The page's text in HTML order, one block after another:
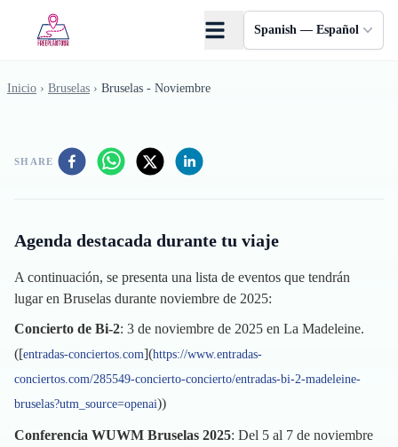
Spanish — Español
Inicio › Bruselas › Bruselas - Noviembre
SHARE
Agenda destacada durante tu viaje
A continuación, se presenta una lista de eventos que tendrán
lugar en Bruselas durante noviembre de 2025:
Concierto de Bi-2: 3 de noviembre de 2025 en La Madeleine.
([entradas-conciertos.com](https://www.entradas-
conciertos.com/285549-concierto-concierto/entradas-bi-2-madeleine-
bruselas?utm_source=openai))
Conferencia WUWM Bruselas 2025: Del 5 al 7 de noviembre